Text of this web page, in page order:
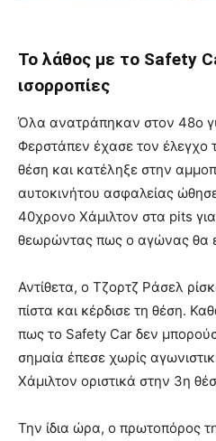
Το λάθος με το Safety
ισορροπίες
Όλα ανατράπηκαν στον 48ο
Φερστάπεν έχασε τον έλεγχο
θέση και κατέληξε στην
αυτοκινήτου ασφαλείας
40χρονο Χάμιλτον στα pits
θεωρώντας πως ο αγώνας θα
Αντίθετα, ο Τζορτζ Ράσελ
πίστα και κέρδισε τη θέση.
πως το Safety Car δεν
σημαία έπεσε χωρίς
Χάμιλτον οριστικά στην 3η
Την ίδια ώρα, ο πρωτοπόρος